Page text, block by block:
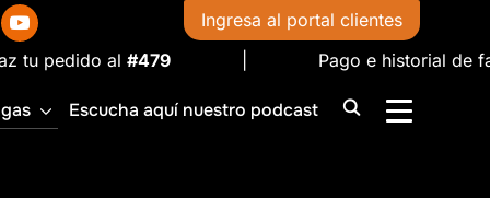
youtube
Ingresa al portal clientes
#479| Pago e historial de facturas —
ALTERNAR
Escucha aquí nuestro podcast